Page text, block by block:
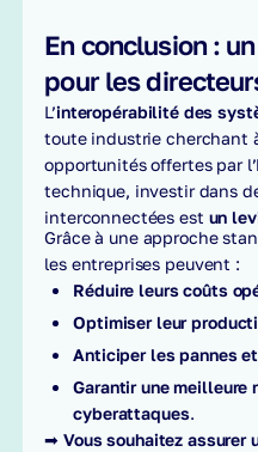
En conclusion :
pour les
L’interopérabilité des
toute industrie cherchant
opportunités offertes par l’
technique, investir dans
interconnectées est un
Grâce à une approche
les entreprises peuvent :
Réduire leurs coûts
Optimiser leur
Anticiper les pannes
Garantir une meilleure
cyberattaques.
➡Vous souhaitez